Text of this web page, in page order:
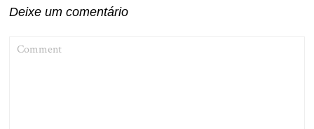
Deixe um comentário